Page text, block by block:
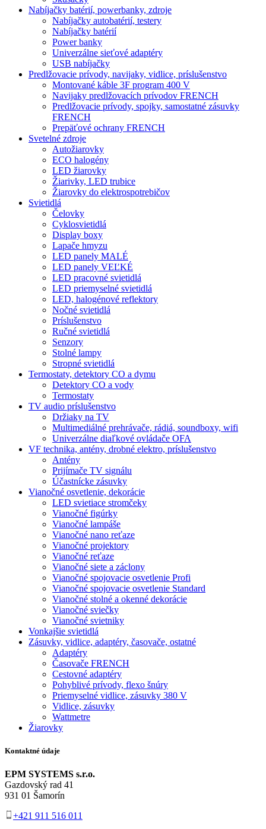
Nabíjačky batérií, powerbanky, zdroje
Nabíjačky autobatérií, testery
Nabíjačky batérií
Power banky
Univerzálne sieťové adaptéry
USB nabíjačky
Predlžovacie prívody, navijaky, vidlice, príslušenstvo
Montované káble 3F program 400 V
Navijaky predlžovacích prívodov FRENCH
Predlžovacie prívody, spojky, samostatné zásuvky
FRENCH
Prepäťové ochrany FRENCH
Svetelné zdroje
Autožiarovky
ECO halogény
LED žiarovky
Žiarivky, LED trubice
Žiarovky do elektrospotrebičov
Svietidlá
Čelovky
Cyklosvietidlá
Display boxy
Lapače hmyzu
LED panely MALÉ
LED panely VEĽKÉ
LED pracovné svietidlá
LED priemyselné svietidlá
LED, halogénové reflektory
Nočné svietidlá
Príslušenstvo
Ručné svietidlá
Senzory
Stolné lampy
Stropné svietidlá
Termostaty, detektory CO a dymu
Detektory CO a vody
Termostaty
TV audio príslušenstvo
Držiaky na TV
Multimediálné prehrávače, rádiá, soundboxy, wifi
Univerzálne diaľkové ovládače OFA
VF technika, antény, drobné elektro, príslušenstvo
Antény
Prijímače TV signálu
Účastnícke zásuvky
Vianočné osvetlenie, dekorácie
LED svietiace stromčeky
Vianočné figúrky
Vianočné lampáše
Vianočné nano reťaze
Vianočné projektory
Vianočné reťaze
Vianočné siete a záclony
Vianočné spojovacie osvetlenie Profi
Vianočné spojovacie osvetlenie Standard
Vianočné stolné a okenné dekorácie
Vianočné sviečky
Vianočné svietniky
Vonkajšie svietidlá
Zásuvky, vidlice, adaptéry, časovače, ostatné
Adaptéry
Časovače FRENCH
Cestovné adaptéry
Pohyblivé prívody, flexo šnúry
Priemyselné vidlice, zásuvky 380 V
Vidlice, zásuvky
Wattmetre
Žiarovky
Kontaktné údaje
EPM SYSTEMS s.r.o.
Gazdovský rad 41
931 01 Šamorín
+421 911 516 011